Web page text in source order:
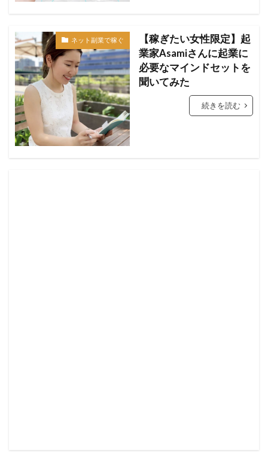
ネット副業で稼ぐ
【稼ぎたい女性限定】起
業家Asamiさんに起業に
必要なマインドセットを
聞いてみた
続きを読む